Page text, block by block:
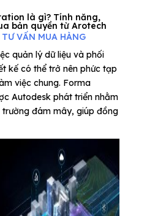
là gì? Tính năng,
bản quyền từ Arotech
TƯ VẤN MUA HÀNG
quản lý dữ liệu và phối
kế có thể trở nên phức tạp
việc chung. Forma
Autodesk phát triển nhằm
đám mây, giúp đồng